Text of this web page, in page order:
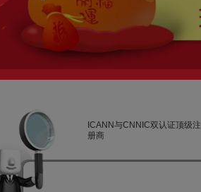
ICANN与CNNIC双认证顶级注
册商